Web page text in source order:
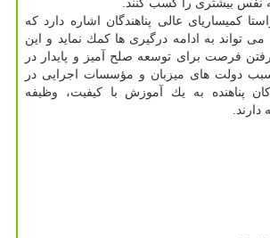
نفس بیشتری را كسب كنند.
كمیساریای عالی پناهندگان اشاره دارد كه
تواند به ادامه درگیری ها كمك نماید و این
فرصت برای توسعه صلح آمیز و پایدار در
دولت های میزبان و مؤسسات اجرایی در
پناهنده به یك آموزش با كیفیت، وظیفه
دارند.